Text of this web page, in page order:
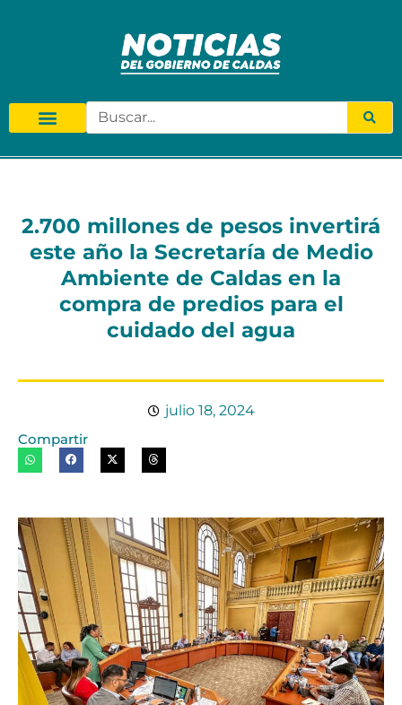
2.700 millones de pesos invertirá
este año la Secretaría de Medio
Ambiente de Caldas en la
compra de predios para el
cuidado del agua
julio 18, 2024
Compartir